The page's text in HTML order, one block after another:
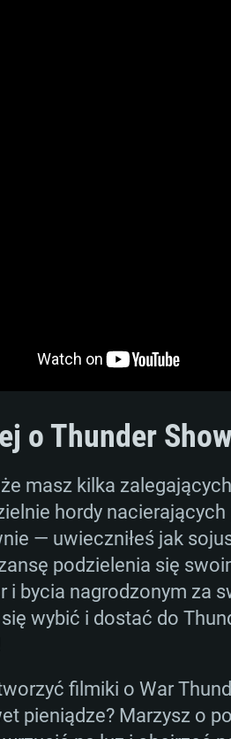
bit)
11.0 lub nowszy
64bit Linux
o Thunder Show
masz kilka
hordy
— uwieczniłeś jak
podzielenia się
i bycia nagrodzonym za
wybić i dostać do
filmiki o War
pieniądze? Marzysz o